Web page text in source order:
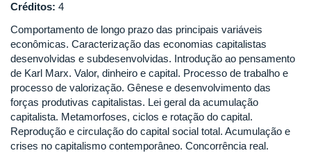
Créditos: 4
Comportamento de longo prazo das principais variáveis
econômicas. Caracterização das economias capitalistas
desenvolvidas e subdesenvolvidas. Introdução ao pensamento
de Karl Marx. Valor, dinheiro e capital. Processo de trabalho e
processo de valorização. Gênese e desenvolvimento das
forças produtivas capitalistas. Lei geral da acumulação
capitalista. Metamorfoses, ciclos e rotação do capital.
Reprodução e circulação do capital social total. Acumulação e
crises no capitalismo contemporâneo. Concorrência real.